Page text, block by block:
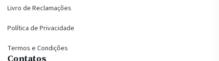
Livro de Reclamações
Política de Privacidade
Termos e Condições
Contatos